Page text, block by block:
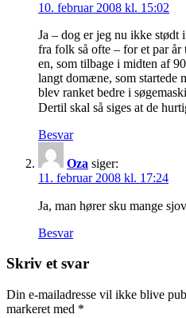
10. februar 2008 kl. 15:02
Ja – dog er jeg nu ikke stødt
fra folk så ofte – for et par år
en, som tilbage i midten af
langt domæne, som startede
blev ranket bedre i
Dertil skal så siges at de
Besvar
Oza siger:
11. februar 2008 kl. 17:24
Ja, man hører sku mange
Besvar
Skriv et svar
Din e-mailadresse vil ikke blive
markeret med *